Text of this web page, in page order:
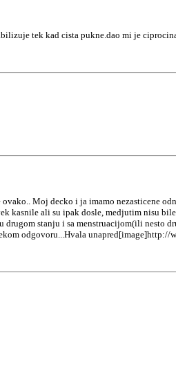
tek kad cista pukne.dao mi je
Moj decko i ja imamo nezasticene
kasnile ali su ipak dosle, medjutim nisu
stanju i sa menstruacijom(ili nesto
odgovoru...Hvala